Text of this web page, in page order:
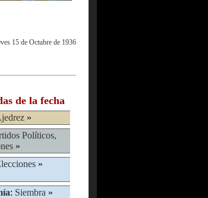
15 de Octubre de 1936
de la fecha
»
Políticos,
»
»
: Siembra »